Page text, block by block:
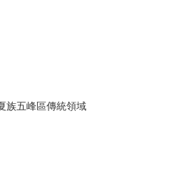
族五峰區傳統領域